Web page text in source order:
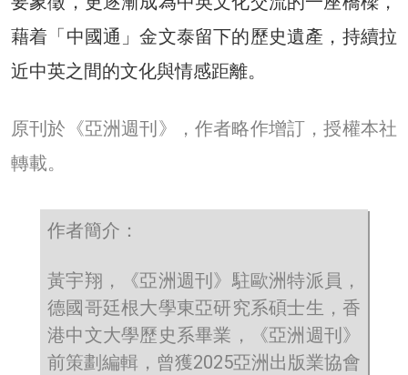
藉着「中國通」金文泰留下的歷史遺產，持續拉
近中英之間的文化與情感距離。
原刊於《亞洲週刊》，作者略作增訂，授權本社
轉載。
作者簡介：
黃宇翔，《亞洲週刊》駐歐洲特派員，
德國哥廷根大學東亞研究系碩士生，香
港中文大學歷史系畢業，《亞洲週刊》
前策劃編輯，曾獲2025亞洲出版業協會